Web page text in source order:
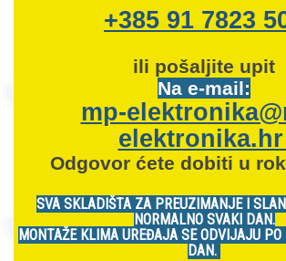
+385 91 7823
ili pošaljite upit
Na e-mail:
mp-
elektronika.hr
Odgovor ćete dobiti u
SVA SKLADIŠTA ZA PREUZIMANJE I
NORMALNO SVAKI DAN.
MONTAŽE KLIMA UREĐAJA SE ODVIJAJU PO
DAN.